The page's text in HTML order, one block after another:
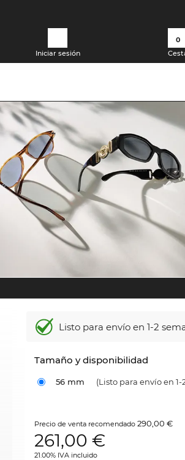
Iniciar sesión
0
Listo para envío en 1-2
Tamaño y disponibilidad
56 mm (Listo para envío en 1-
Precio de venta recomendado290,00 €
261,00 €
21.00% IVA incluido